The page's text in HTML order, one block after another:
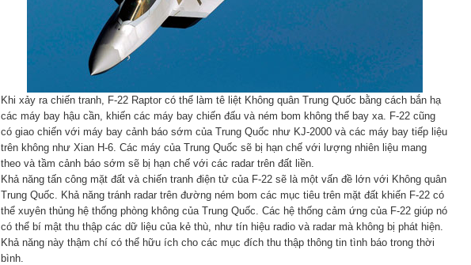
Khi xảy ra chiến tranh, F-22 Raptor có thể làm tê liệt Không quân Trung Quốc bằng cách bắn hạ
các máy bay hậu cần, khiến các máy bay chiến đấu và ném bom không thể bay xa. F-22 cũng
có giao chiến với máy bay cảnh báo sớm của Trung Quốc như KJ-2000 và các máy bay tiếp liệu
trên không như Xian H-6. Các máy của Trung Quốc sẽ bị hạn chế với lượng nhiên liệu mang
theo và tầm cảnh báo sớm sẽ bị hạn chế với các radar trên đất liền.
Khả năng tấn công mặt đất và chiến tranh điện tử của F-22 sẽ là một vấn đề lớn với Không quân
Trung Quốc. Khả năng tránh radar trên đường ném bom các mục tiêu trên mặt đất khiến F-22 có
thể xuyên thủng hệ thống phòng không của Trung Quốc. Các hệ thống cảm ứng của F-22 giúp nó
có thể bí mật thu thập các dữ liệu của kẻ thù, như tín hiệu radio và radar mà không bị phát hiện.
Khả năng này thậm chí có thể hữu ích cho các mục đích thu thập thông tin tình báo trong thời
bình.